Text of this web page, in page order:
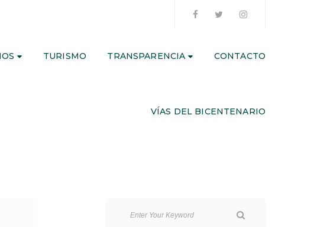
TURISMO TRANSPARENCIA CONTACTO
VÍAS DEL BICENTENARIO